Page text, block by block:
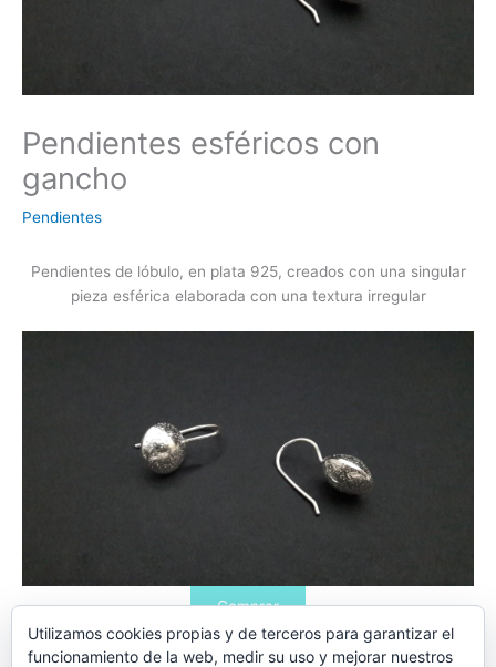
Pendientes esféricos con
gancho
Pendientes
Pendientes de lóbulo, en plata 925, creados con una singular
pieza esférica elaborada con una textura irregular
Comprar
Haz clic en comprar para acceder a la tienda oficial de
Utilizamos cookies propias y de terceros para garantizar el
funcionamiento de la web, medir su uso y mejorar nuestros